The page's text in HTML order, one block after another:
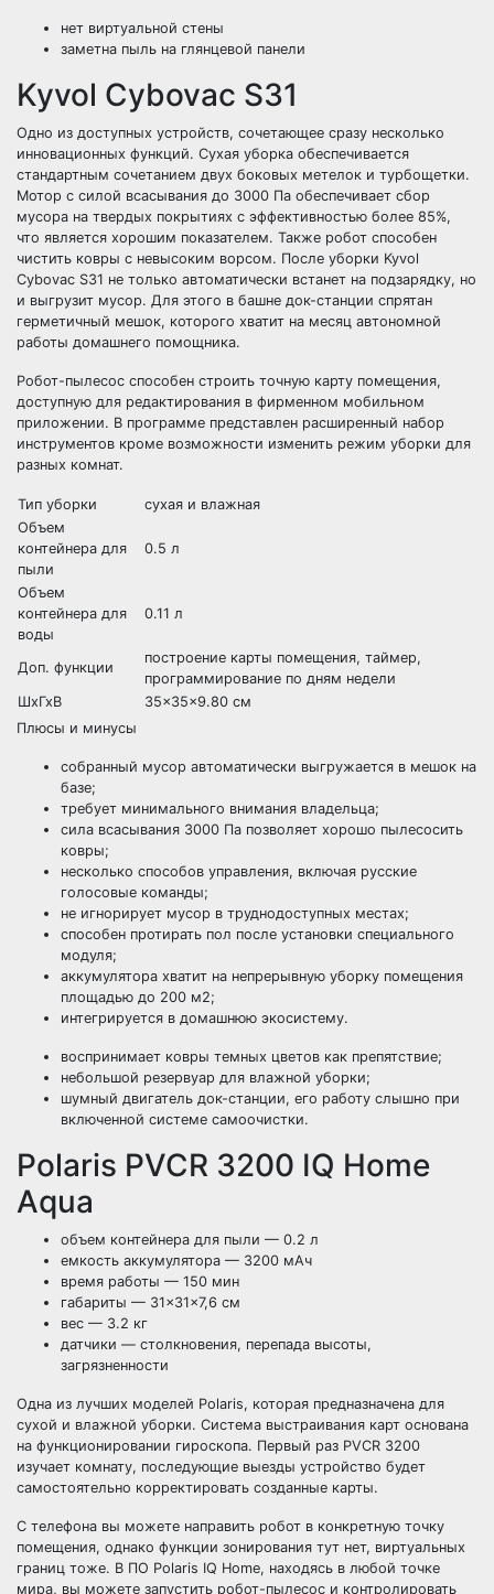
нет виртуальной стены
заметна пыль на глянцевой панели
Kyvol Cybovac S31
Одно из доступных устройств, сочетающее сразу несколько
инновационных функций. Сухая уборка обеспечивается
стандартным сочетанием двух боковых метелок и турбощетки.
Мотор с силой всасывания до 3000 Па обеспечивает сбор
мусора на твердых покрытиях с эффективностью более 85%,
что является хорошим показателем. Также робот способен
чистить ковры с невысоким ворсом. После уборки Kyvol
Cybovac S31 не только автоматически встанет на подзарядку, но
и выгрузит мусор. Для этого в башне док-станции спрятан
герметичный мешок, которого хватит на месяц автономной
работы домашнего помощника.
Робот-пылесос способен строить точную карту помещения,
доступную для редактирования в фирменном мобильном
приложении. В программе представлен расширенный набор
инструментов кроме возможности изменить режим уборки для
разных комнат.
Тип уборки
сухая и влажная
Объем
контейнера для
пыли
0.5 л
Объем
контейнера для
воды
0.11 л
Доп. функции
построение карты помещения, таймер,
программирование по дням недели
ШхГхВ
35x35x9.80 см
Плюсы и минусы
собранный мусор автоматически выгружается в мешок на
базе;
требует минимального внимания владельца;
сила всасывания 3000 Па позволяет хорошо пылесосить
ковры;
несколько способов управления, включая русские
голосовые команды;
не игнорирует мусор в труднодоступных местах;
способен протирать пол после установки специального
модуля;
аккумулятора хватит на непрерывную уборку помещения
площадью до 200 м2;
интегрируется в домашнюю экосистему.
воспринимает ковры темных цветов как препятствие;
небольшой резервуар для влажной уборки;
шумный двигатель док-станции, его работу слышно при
включенной системе самоочистки.
Polaris PVCR 3200 IQ Home
Aqua
объем контейнера для пыли — 0.2 л
емкость аккумулятора — 3200 мАч
время работы — 150 мин
габариты — 31×31×7,6 см
вес — 3.2 кг
датчики — столкновения, перепада высоты,
загрязненности
Одна из лучших моделей Polaris, которая предназначена для
сухой и влажной уборки. Система выстраивания карт основана
на функционировании гироскопа. Первый раз PVCR 3200
изучает комнату, последующие выезды устройство будет
самостоятельно корректировать созданные карты.
С телефона вы можете направить робот в конкретную точку
помещения, однако функции зонирования тут нет, виртуальных
границ тоже. В ПО Polaris IQ Home, находясь в любой точке
мира, вы можете запустить робот-пылесос и контролировать